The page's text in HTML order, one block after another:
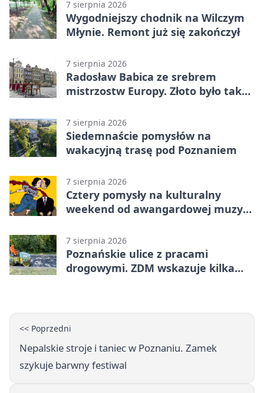
7 sierpnia 2026
Wygodniejszy chodnik na Wilczym
Młynie. Remont już się zakończył
7 sierpnia 2026
Radosław Babica ze srebrem
mistrzostw Europy. Złoto było tak
7 sierpnia 2026
Siedemnaście pomysłów na
wakacyjną trasę pod Poznaniem
7 sierpnia 2026
Cztery pomysły na kulturalny
weekend od awangardowej muzyki
7 sierpnia 2026
Poznańskie ulice z pracami
drogowymi. ZDM wskazuje kilka
<< Poprzedni
Nepalskie stroje i taniec w Poznaniu. Zamek
szykuje barwny festiwal